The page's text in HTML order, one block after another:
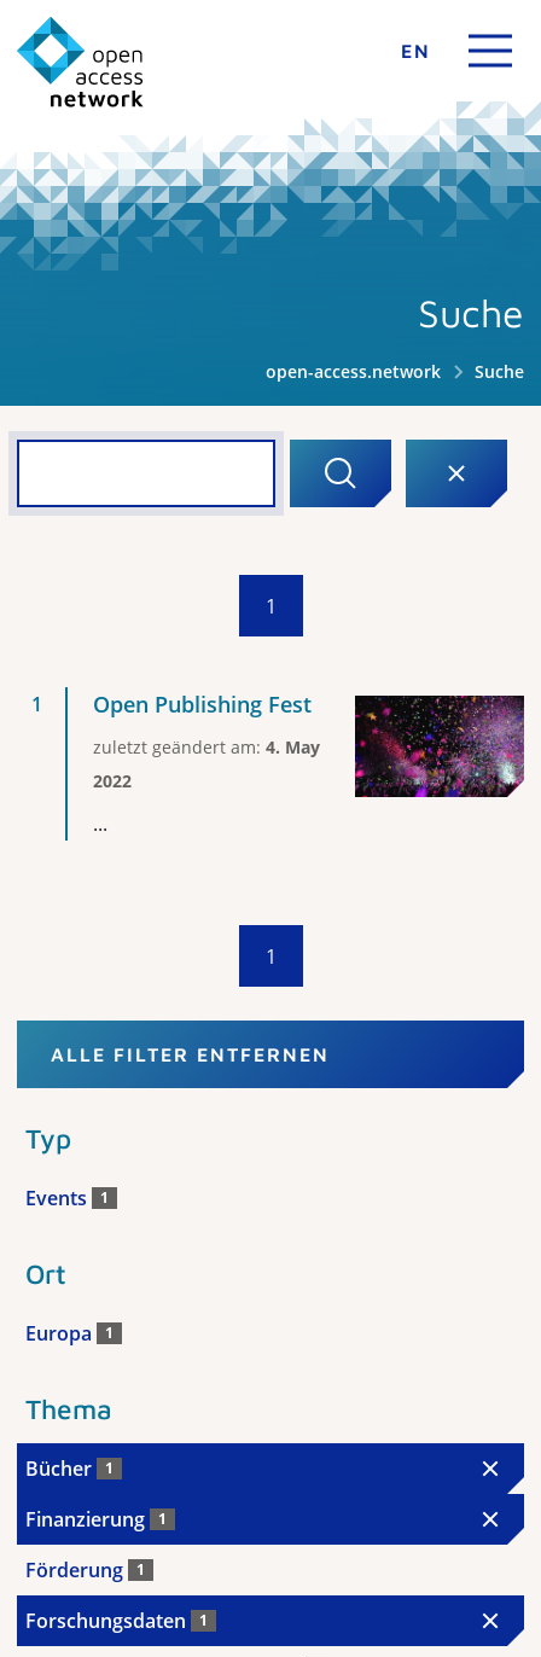
EN
Suche
open-access.network Suche
1
Open Publishing Fest
zuletzt geändert am: 4. May
2022
...
1
ALLE FILTER ENTFERNEN
Typ
Events 1
Ort
Europa 1
Thema
Bücher 1
Finanzierung 1
Förderung 1
Forschungsdaten 1